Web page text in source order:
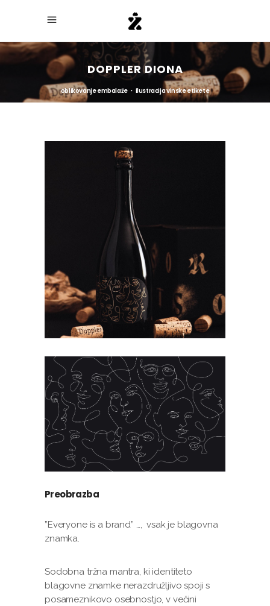
DOPPLER DIONA
oblikovanje embalaže ・ ilustracija vinske etikete
Preobrazba
”Everyone is a brand” …, vsak je blagovna
znamka.
Sodobna tržna mantra, ki identiteto
blagovne znamke nerazdružljivo spoji s
posameznikovo osebnostjo, v večini